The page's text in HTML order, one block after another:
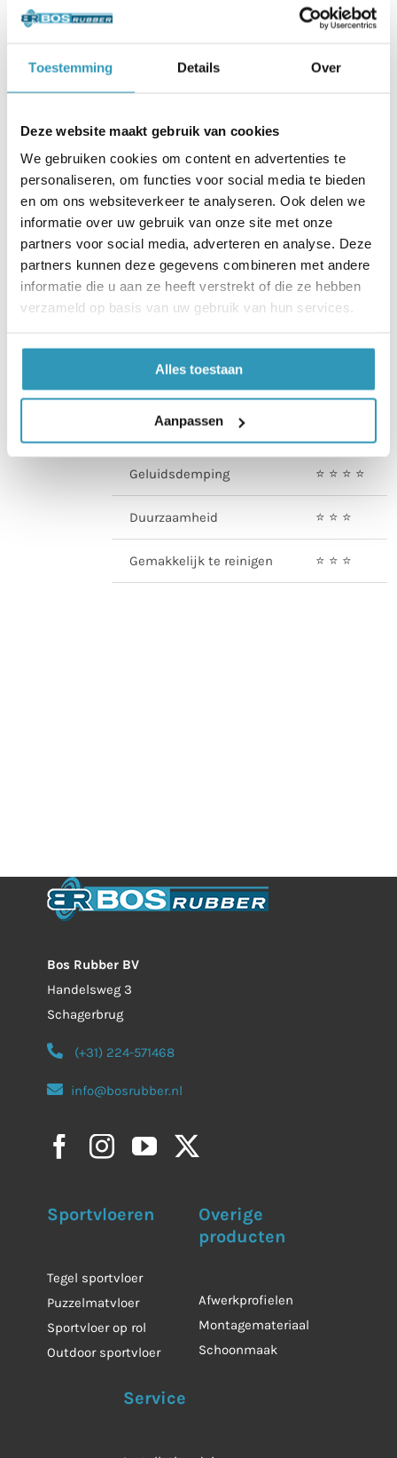
Toestemming Details Over
Deze website maakt gebruik van cookies
We gebruiken cookies om content en advertenties te
personaliseren, om functies voor social media te bieden
en om ons websiteverkeer te analyseren. Ook delen we
informatie over uw gebruik van onze site met onze
partners voor social media, adverteren en analyse. Deze
partners kunnen deze gegevens combineren met andere
informatie die u aan ze heeft verstrekt of die ze hebben
verzameld op basis van uw gebruik van hun services.
Alles toestaan
Aanpassen
nodig, wat de installatie snel en toegankelijk
alleen werkt. De noppenstructuur aan de
onderzijde zorgt voor goede geluidsdemping
tegel zeer geschikt voor middelzware
trainingsvormen. Daarnaast is ook de Sparkle
Grijs uitvoering geschikt voor binnen- als
buitengebruik en vormt het een uitstekende
keuze voor home gyms, commerciële gyms
en fysiopraktijken waarbij functionaliteit en
uitstraling samenkomen.
granulaatrubber | zwart met
sparkle grijs
Eigenschap
Geluidsdemping ⭐️ ⭐️ ⭐️ ⭐️
Duurzaamheid ⭐️ ⭐️ ⭐️
Gemakkelijk te reinigen ⭐️ ⭐️ ⭐️
Bos Rubber BV
Handelsweg 3
Schagerbrug
(+31) 224-571468
info@bosrubber.nl
Sportvloeren
Tegel sportvloer
Puzzelmatvloer
Sportvloer op rol
Outdoor sportvloer
Overige
producten
Afwerkprofielen
Montagemateriaal
Schoonmaak
Service